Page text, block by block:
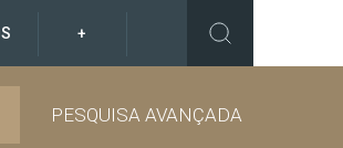
+
PESQUISA AVANÇADA